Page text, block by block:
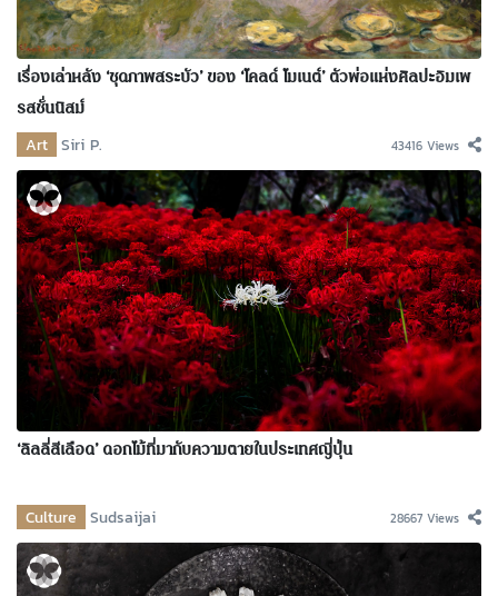
เรื่องเล่าหลัง ‘ชุดภาพสระบัว’ ของ ‘โคลด์ โมเนต์’ ตัวพ่อแห่งศิลปะอิมเพ
รสชั่นนิสม์
Art Siri P. 43416 Views
‘ลิลลี่สีเลือด’ ดอกไม้ที่มากับความตายในประเทศญี่ปุ่น
Culture Sudsaijai 28667 Views